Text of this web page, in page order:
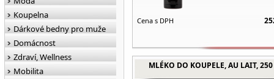
Cena s DPH
MLÉKO DO KOUPELE, AU LAIT,
Koupelna
Dárkové bedny pro muže
Domácnost
Zdraví, Wellness
Mobilita